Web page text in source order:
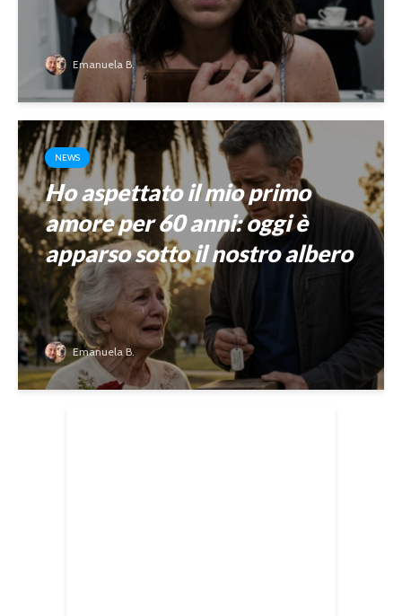
Emanuela B.
NEWS
Ho aspettato il mio primo
amore per 60 anni: oggi è
apparso sotto il nostro albero
Emanuela B.